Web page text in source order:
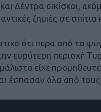
Δέντρα οικίσκοι,
ζημιές σε σπίτια
ότι περα από τα
ευρύτερη περιοχή
είχε
έσπασαν όλα από τους